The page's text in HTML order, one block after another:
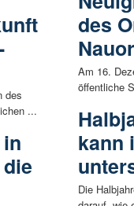
des
...
des
Am 16.
öffentliche
kann
Die